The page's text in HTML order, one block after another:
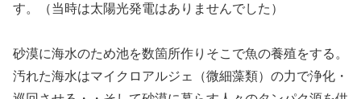
す。（当時は太陽光発電はありませんでした）
砂漠に海水のため池を数箇所作りそこで魚の養殖をする。
汚れた海水はマイクロアルジェ（微細藻類）の力で浄化・